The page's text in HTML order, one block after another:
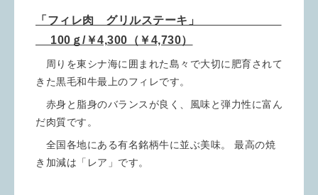
「フィレ肉 グリルステーキ」
100ｇ/￥4,300（￥4,730）
周りを東シナ海に囲まれた島々で大切に肥育されて
きた黒毛和牛最上のフィレです。
赤身と脂身のバランスが良く、風味と弾力性に富ん
だ肉質です。
全国各地にある有名銘柄牛に並ぶ美味。 最高の焼
き加減は「レア」です。